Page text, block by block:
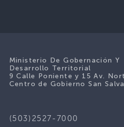
Ministerio De Gobernación Y
Desarrollo Territorial
9 Calle Poniente y 15 Av.
Centro de Gobierno San
(503)2527-7000